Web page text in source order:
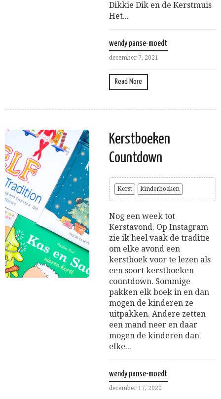
Dikkie Dik en de Kerstmuis
Het...
wendy panse-moedt
december 7, 2021
Read More
Kerstboeken
Countdown
Kerst kinderboeken
Nog een week tot
Kerstavond. Op Instagram
zie ik heel vaak de traditie
om elke avond een
kerstboek voor te lezen als
een soort kerstboeken
countdown. Sommige
pakken elk boek in en dan
mogen de kinderen ze
uitpakken. Andere zetten
een mand neer en daar
mogen de kinderen dan
elke...
wendy panse-moedt
december 17, 2020